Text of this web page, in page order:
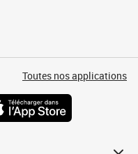
Toutes nos applications